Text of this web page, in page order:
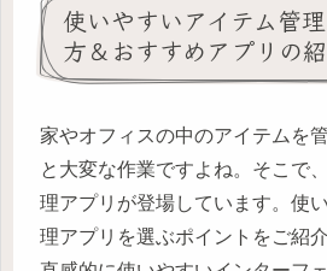
使いやすいアイテム管
方＆おすすめアプリの
家やオフィスの中のアイテムを
と大変な作業ですよね。そこで
理アプリが登場しています。使
理アプリを選ぶポイントをご紹